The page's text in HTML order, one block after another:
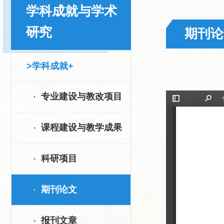
学科成就与学术
研究
>学科成就+
· 专业建设与教改项目
· 课程建设与教学成果
· 科研项目
· 期刊论文
· 报刊文章
期刊